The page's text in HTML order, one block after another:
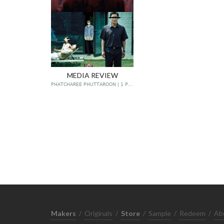
MEDIA REVIEW
PHATCHAREE PHUTTAROON | 1 POST
Makers / Originals / Store / Sample / Redeem /